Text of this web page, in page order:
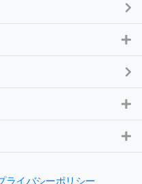
ライバシーポリシー